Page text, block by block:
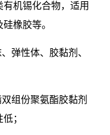
机锡化合物，适用
橡胶等。
弹性体、胶黏剂、
组份聚氨酯胶黏剂
；